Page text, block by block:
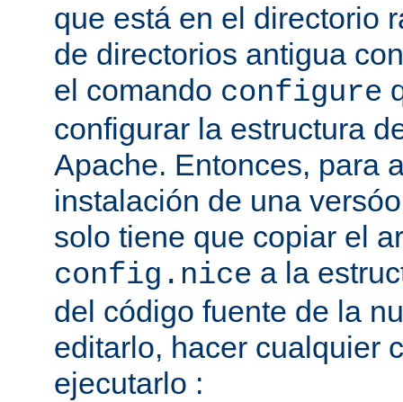
que está en el directorio
de directorios antigua
el comando configure
configurar la estructura
Apache. Entonces, para
instalación de una
solo tiene que copiar el
config.nice a la
del código fuente de la
editarlo, hacer cualquier
ejecutarlo :